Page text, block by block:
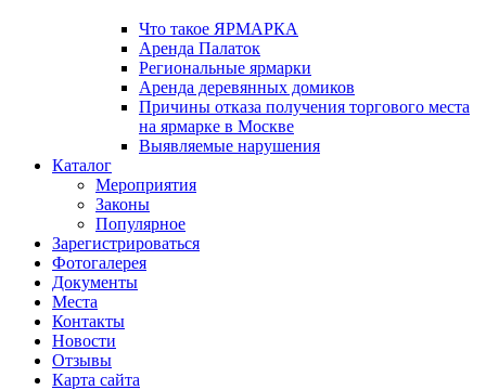
Что такое ЯРМАРКА
Аренда Палаток
Региональные ярмарки
Аренда деревянных домиков
Причины отказа получения торгового места
на ярмарке в Москве
Выявляемые нарушения
Каталог
Мероприятия
Законы
Популярное
Зарегистрироваться
Фотогалерея
Документы
Места
Контакты
Новости
Отзывы
Карта сайта